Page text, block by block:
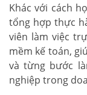
Khác với cách
tổng hợp thực
viên làm việc
mềm kế toán,
và từng bước
nghiệp trong